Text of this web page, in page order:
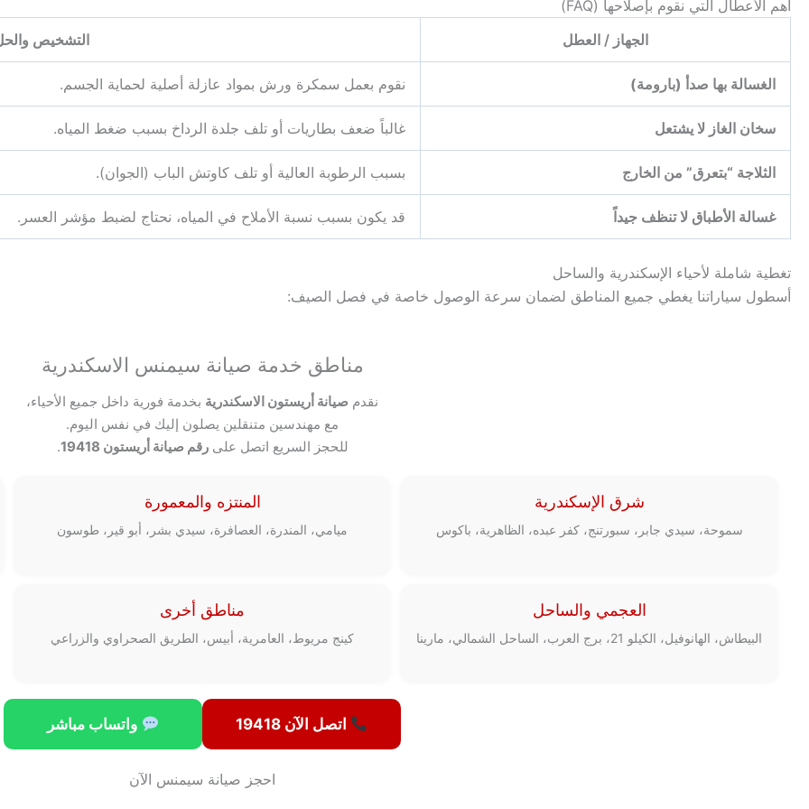
أهم الأعطال التي نقوم بإصلاحها (FAQ)
الجهاز / العطل
التشخيص
الغسالة بها صدأ (بارومة) نقوم بعمل سمكرة ورش بمواد عازلة أصلية لحماية الجسم.
سخان الغاز لا يشتعل غالباً ضعف بطاريات أو تلف جلدة الرداخ بسبب ضغط المياه.
الثلاجة “بتعرق” من الخارج بسبب الرطوبة العالية أو تلف كاوتش الباب (الجوان).
غسالة الأطباق لا تنظف جيداً قد يكون بسبب نسبة الأملاح في المياه، نحتاج لضبط مؤشر العسر.
تغطية شاملة لأحياء الإسكندرية والساحل
أسطول سياراتنا يغطي جميع المناطق لضمان سرعة الوصول خاصة في فصل الصيف:
مناطق خدمة صيانة سيمنس الاسكندرية
نقدم صيانة أريستون الاسكندرية بخدمة فورية داخل جميع الأحياء،
مع مهندسين متنقلين يصلون إليك في نفس اليوم.
للحجز السريع اتصل علىرقم صيانة أريستون 19418 .
شرق الإسكندرية
سموحة، سيدي جابر، سبورتنج، كفر عبده، الظاهرية، باكوس
المنتزه والمعمورة
ميامي، المندرة، العصافرة، سيدي بشر، أبو قير، طوسون
العجمي والساحل
البيطاش، الهانوفيل، الكيلو 21، برج العرب، الساحل الشمالي، مارينا
مناطق أخرى
كينج مريوط، العامرية، أبيس، الطريق الصحراوي والزراعي
اتصل الآن 19418 واتساب مباشر
احجز صيانة سيمنس الآن